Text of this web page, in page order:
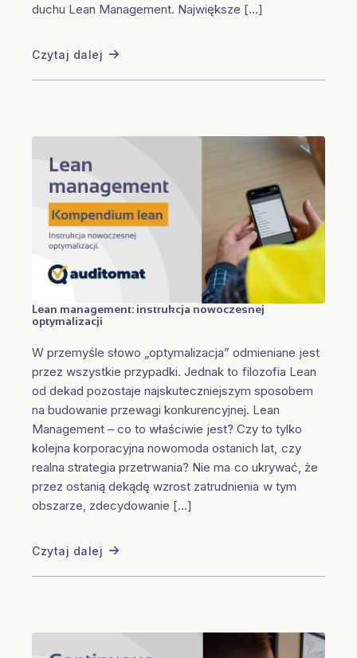
duchu Lean Management. Największe […]
Czytaj dalej
Lean management: instrukcja nowoczesnej
optymalizacji
W przemyśle słowo „optymalizacja” odmieniane jest
przez wszystkie przypadki. Jednak to filozofia Lean
od dekad pozostaje najskuteczniejszym sposobem
na budowanie przewagi konkurencyjnej. Lean
Management – co to właściwie jest? Czy to tylko
kolejna korporacyjna nowomoda ostanich lat, czy
realna strategia przetrwania? Nie ma co ukrywać, że
przez ostanią dekądę wzrost zatrudnienia w tym
obszarze, zdecydowanie […]
Czytaj dalej